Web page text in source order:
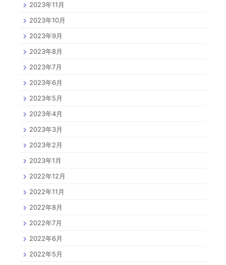
2023年11月
2023年10月
2023年9月
2023年8月
2023年7月
2023年6月
2023年5月
2023年4月
2023年3月
2023年2月
2023年1月
2022年12月
2022年11月
2022年8月
2022年7月
2022年6月
2022年5月